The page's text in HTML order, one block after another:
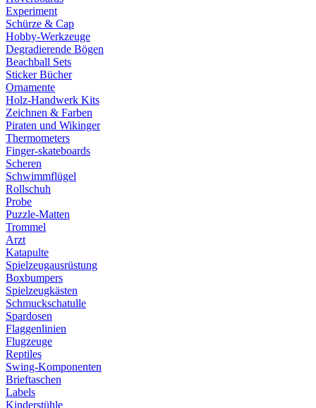
Experiment
Schürze & Cap
Hobby-Werkzeuge
Degradierende Bögen
Beachball Sets
Sticker Bücher
Ornamente
Holz-Handwerk Kits
Zeichnen & Farben
Piraten und Wikinger
Thermometers
Finger-skateboards
Scheren
Schwimmflügel
Rollschuh
Probe
Puzzle-Matten
Trommel
Arzt
Katapulte
Spielzeugausrüstung
Boxbumpers
Spielzeugkästen
Schmuckschatulle
Spardosen
Flaggenlinien
Flugzeuge
Reptiles
Swing-Komponenten
Brieftaschen
Labels
Kinderstühle